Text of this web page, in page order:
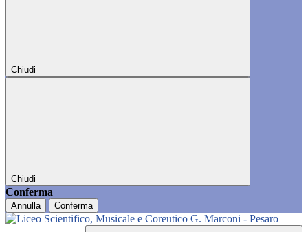
Chiudi
Chiudi
Conferma
Annulla Conferma